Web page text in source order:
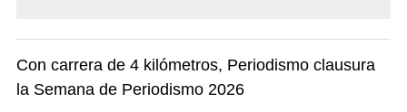
Con carrera de 4 kilómetros, Periodismo clausura
la Semana de Periodismo 2026